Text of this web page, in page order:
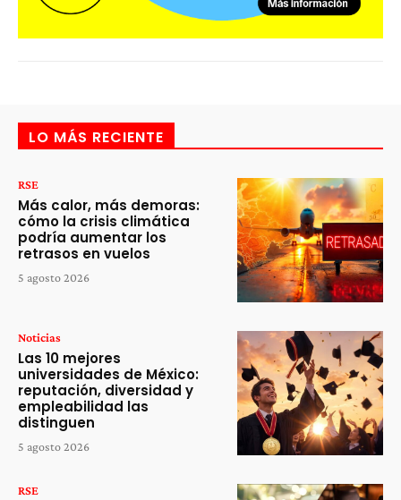
LO MÁS RECIENTE
RSE
Más calor, más demoras:
cómo la crisis climática
podría aumentar los
retrasos en vuelos
5 agosto 2026
Noticias
Las 10 mejores
universidades de México:
reputación, diversidad y
empleabilidad las
distinguen
5 agosto 2026
RSE